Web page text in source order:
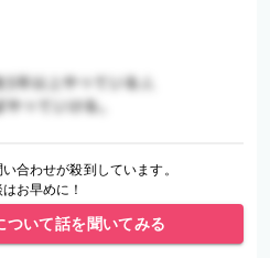
合わせが殺到しています。
お早めに！
ついて話を聞いてみる